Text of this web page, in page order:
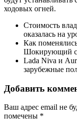
ходовых огней.
Стоимость
оказалась на
Как
Шокирующий
Lada Niva и
зарубежные
Добавить
Ваш адрес email не
помечены *